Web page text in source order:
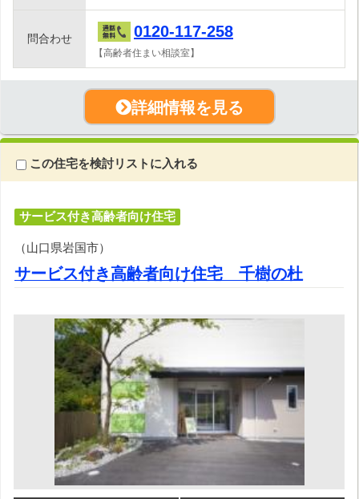
問合わせ 0120-117-258
【高齢者住まい相談室】
詳細情報を見る
この住宅を検討リストに入れる
サービス付き高齢者向け住宅
（山口県岩国市）
サービス付き高齢者向け住宅 千樹の杜